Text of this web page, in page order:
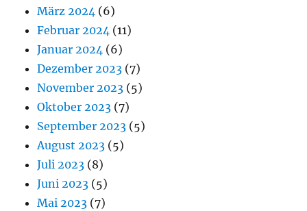
März 2024 (6)
Februar 2024 (11)
Januar 2024 (6)
Dezember 2023 (7)
November 2023 (5)
Oktober 2023 (7)
September 2023 (5)
August 2023 (5)
Juli 2023 (8)
Juni 2023 (5)
Mai 2023 (7)